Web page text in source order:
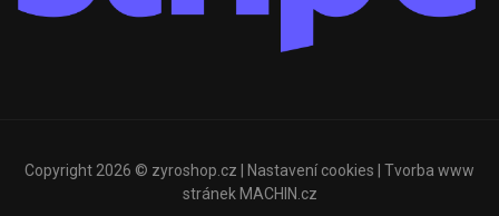
Copyright 2026 © zyroshop.cz Nastavení cookies | Tvorba www
stránek MACHIN.cz